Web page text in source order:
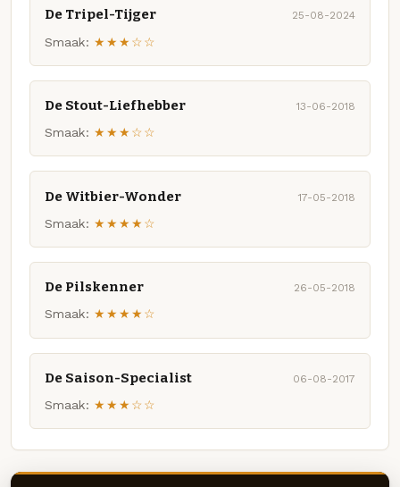
De Tripel-Tijger 25-08-2024
Smaak: ★★★☆☆
De Stout-Liefhebber 13-06-2018
Smaak: ★★★☆☆
De Witbier-Wonder 17-05-2018
Smaak: ★★★★☆
De Pilskenner 26-05-2018
Smaak: ★★★★☆
De Saison-Specialist 06-08-2017
Smaak: ★★★☆☆